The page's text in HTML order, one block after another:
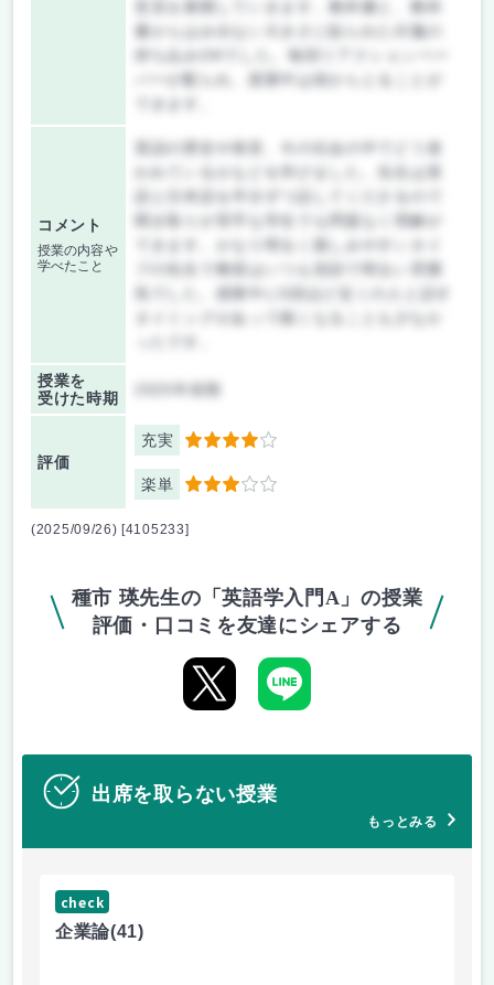
意見を展開していきます。教科書と、教科
書からはみ出ない大きさに貼られた付箋の
持ち込みOKでした。毎回リアクションペー
コメント
授業の内容や
学べたこと
英語の歴史や発音、今の社会の中でどう使
聞き取りが苦手な学生でも問題なく理解が
プの先生で教室はいつも笑顔で明るい雰囲
タイミングがあって眠くなることも少なか
授業を
受けた時期
評価
充実 4
楽単 3
(2025/09/26) [4105233]
種市 瑛先生の「英語学入門A」の授業
評価・口コミを友達にシェアする
出席を取らない授業
もっとみる
check
企業論(41)